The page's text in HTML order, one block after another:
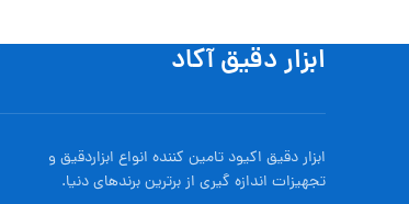
ابزار دقیق آکاد
ابزار دقیق اکیود تامین کننده انواع ابزاردقيق و
تجهيزات اندازه گیری از برترین برندهای دنیا.